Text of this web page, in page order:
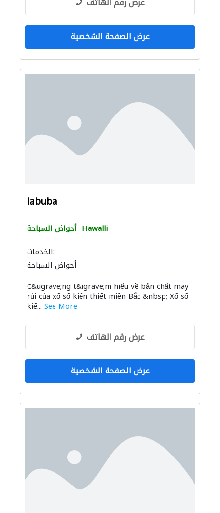
عرض الصفحة الشخصية
labuba
أحواض السباحة Hawalli
الخدمات:
أحواض السباحة
C&ugrave;ng t&igrave;m hiểu về bản chất may
rủi của xổ số kiến thiết miền Bắc &nbsp; Xổ số
kiế... See More
عرض رقم الهاتف
عرض الصفحة الشخصية